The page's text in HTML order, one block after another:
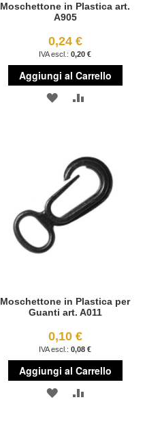
Moschettone in Plastica art.
A905
0,24 €
0,20 €
Aggiungi al Carrello
AGGIUNGI
DESIDERI
Moschettone in Plastica per
Guanti art. A011
0,10 €
0,08 €
Aggiungi al Carrello
AGGIUNGI